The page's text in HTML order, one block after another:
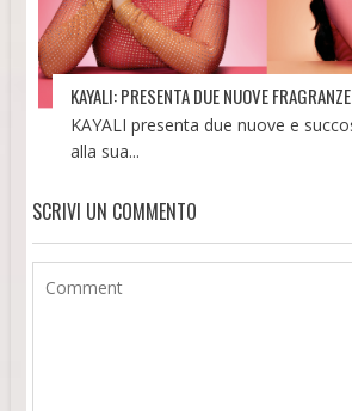
KAYALI: PRESENTA DUE NUOVE FRAGRANZE
KAYALI presenta due nuove e
alla sua...
SCRIVI UN COMMENTO